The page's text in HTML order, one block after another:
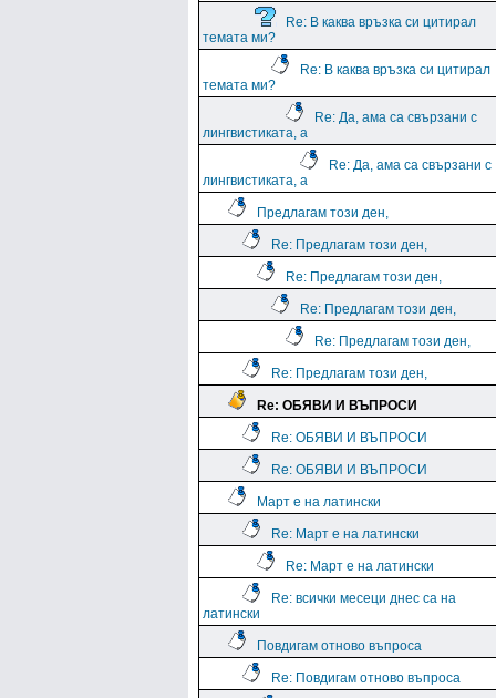
Re: В каква връзка си цитирал
темата ми?
Re: В каква връзка си цитирал
темата ми?
Re: Да, ама са свързани с
лингвистиката, а
Re: Да, ама са свързани с
лингвистиката, а
Предлагам този ден,
Re: Предлагам този ден,
Re: Предлагам този ден,
Re: Предлагам този ден,
Re: Предлагам този ден,
Re: Предлагам този ден,
Re: ОБЯВИ И ВЪПРОСИ
Re: ОБЯВИ И ВЪПРОСИ
Re: ОБЯВИ И ВЪПРОСИ
Март е на латински
Re: Март е на латински
Re: Март е на латински
Re: всички месеци днес са на
латински
Повдигам отново въпроса
Re: Повдигам отново въпроса